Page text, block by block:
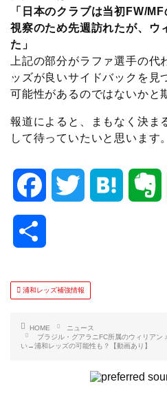
「日本のクラブは当初FW/
視察のため先週訪れたが、ウ
た」
上記の部分がラファ選手の代
ッズが良いサイドバックを見
可能性があるのではないかと
報道によると、まもなく決ま
して待っていたいと思います。
e
o
t
e a
t
浦和レッズ補強情報
HOME
ニュース
ブラジル・グアラニFC所属のウィリアン
い→浦和レッズの可能性も？【動画あり】